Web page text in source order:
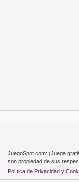
JuegoSpot.com: ¡Juega
son propiedad de sus
Política de Privacidad y